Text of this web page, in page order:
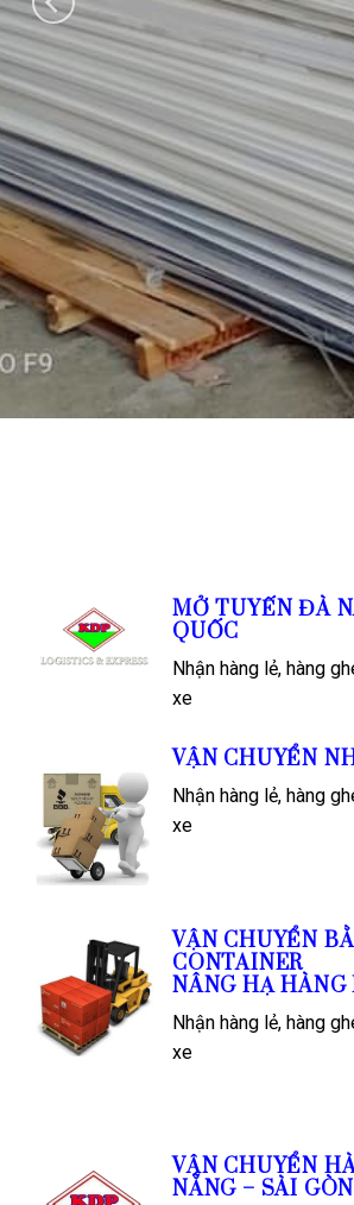
MỞ TUYẾN ĐÀ
QUỐC
Nhận hàng lẻ, hàng
xe
VẬN CHUYỂN
Nhận hàng lẻ, hàng
xe
VẬN CHUYỂN
CONTAINER
NÂNG HẠ HÀNG
Nhận hàng lẻ, hàng
xe
VẬN CHUYỂN
NẴNG – SÀI GÒN